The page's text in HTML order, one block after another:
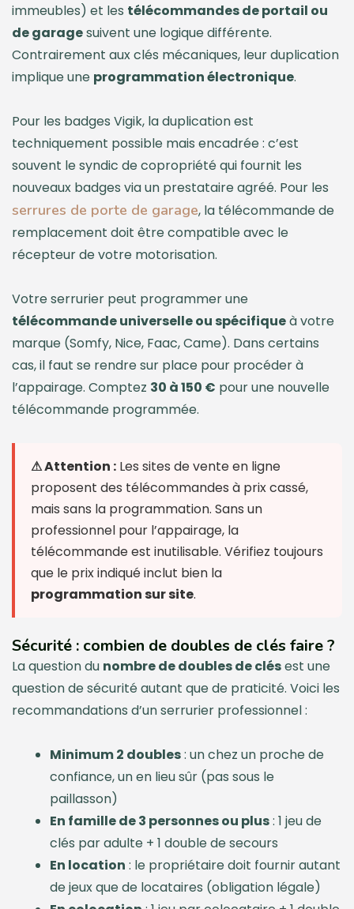
immeubles) et les télécommandes de portail ou
de garagesuivent une logique différente.
Contrairement aux clés mécaniques, leur duplication
implique une programmation électronique.
Pour les badges Vigik, la duplication est
techniquement possible mais encadrée : c’est
souvent le syndic de copropriété qui fournit les
nouveaux badges via un prestataire agréé. Pour les
serrures de porte de garage, la télécommande de
remplacement doit être compatible avec le
récepteur de votre motorisation.
Votre serrurier peut programmer une
télécommande universelle ou spécifiqueà votre
marque (Somfy, Nice, Faac, Came). Dans certains
cas, il faut se rendre sur place pour procéder à
l’appairage. Comptez 30 à 150 € pour une nouvelle
télécommande programmée.
⚠ Attention : Les sites de vente en ligne
proposent des télécommandes à prix cassé,
mais sans la programmation. Sans un
professionnel pour l’appairage, la
télécommande est inutilisable. Vérifiez toujours
que le prix indiqué inclut bien la
programmation sur site.
Sécurité : combien de doubles de clés faire ?
La question du nombre de doubles de clésest une
question de sécurité autant que de praticité. Voici les
recommandations d’un serrurier professionnel :
Minimum 2 doubles: un chez un proche de
confiance, un en lieu sûr (pas sous le
paillasson)
En famille de 3 personnes ou plus: 1 jeu de
clés par adulte + 1 double de secours
En location : le propriétaire doit fournir autant
de jeux que de locataires (obligation légale)